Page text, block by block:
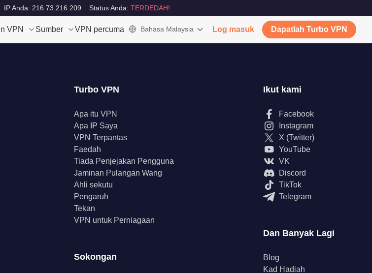
IP Anda: 216.73.216.209 Status Anda: TERDEDAH!
VPN Sumber VPN percuma Bahasa Malaysia Log masuk Dapatlah Turbo VPN
Turbo VPN
Apa itu VPN
Apa IP Saya
VPN Terpantas
Faedah
Tiada Penjejakan Pengguna
Jaminan Pulangan Wang
Ahli sekutu
Pengaruh
Tekan
VPN untuk Perniagaan
Sokongan
Ikut kami
Facebook
Instagram
X (Twitter)
YouTube
VK
Discord
TikTok
Telegram
Dan Banyak Lagi
Blog
Kad Hadiah